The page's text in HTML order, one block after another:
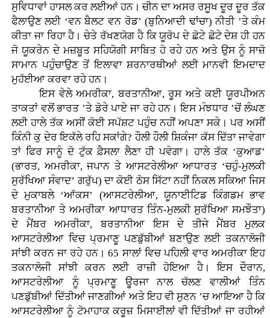
ਸੁਵਿਧਾਵਾਂ ਹਾਸਲ ਕਰ ਲਈਆਂ ਹਨ। ਚੀਨ ਦਾ ਅਸਰ ਰਸੂਖ ਦੂਰ ਦੂਰ ਤੱਕ
ਫੈਲਾਉਣ ਲਈ ‘ਵਨ ਬੈਲਟ ਵਨ ਰੋਡ’ (ਬੁਨਿਆਦੀ ਢਾਂਚਾ) ਨੀਤੀ ’ਤੇ ਕੰਮ
ਕੀਤਾ ਜਾ ਰਿਹਾ ਹੈ। ਚੇਤੇ ਰੱਖਣਯੋਗ ਹੈ ਕਿ ਯੂਰੋਪ ਦੇ ਛੋਟੇ ਛੋਟੇ ਦੇਸ਼ ਹੀ ਹਨ
ਜੋ ਯੂਕਰੇਨ ਦੇ ਮਜ਼ਬੂਤ ਸਹਿਯੋਗੀ ਸਾਬਿਤ ਹੋ ਰਹੇ ਹਨ ਅਤੇ ਉਸ ਨੂੰ ਸਾਜ਼ੋ
ਸਾਮਾਨ ਪਹੁੰਚਾਉਣ ਤੋਂ ਇਲਾਵਾ ਸ਼ਰਨਾਰਥੀਆਂ ਲਈ ਮਾਨਵੀ ਇਮਦਾਦ
ਮੁਹੱਈਆ ਕਰਵਾ ਰਹੇ ਹਨ।
ਇਸ ਵੇਲੇ ਅਮਰੀਕਾ, ਬਰਤਾਨੀਆ, ਰੂਸ ਅਤੇ ਕਈ ਯੂਰਪੀਅਨ
ਤਾਕਤਾਂ ਵਲੋਂ ਭਾਰਤ ’ਤੇ ਡੋਰੇ ਪਾਏ ਜਾ ਰਹੇ ਹਨ। ਇਸ ਮੰਝਧਾਰ ’ਚੋਂ ਲੰਘਣ
ਲਈ ਹਾਲੇ ਤੱਕ ਅਸੀਂ ਕੋਈ ਸਪੱਸ਼ਟ ਪਹੁੰਚ ਨਹੀਂ ਅਪਣਾ ਸਕੇ। ਪਰ ਅਸੀਂ
ਕਿੰਨੀ ਕੁ ਦੇਰ ਇਕੱਲੇ ਰਹਿ ਸਕਾਂਗੇ? ਹੌਲੀ ਹੌਲੀ ਸ਼ਿਕੰਜਾ ਕੱਸ ਦਿੱਤਾ ਜਾਵੇਗਾ
ਤਾਂ ਫਿਰ ਸਾਨੂੰ ਦੋ ਟੁੱਕ ਫ਼ੈਸਲਾ ਲੈਣਾ ਹੀ ਪਵੇਗਾ। ਹਾਲੇ ਤੱਕ ‘ਕੁਆਡ’
(ਭਾਰਤ, ਅਮਰੀਕਾ, ਜਪਾਨ ਤੇ ਆਸਟਰੇਲੀਆ ਆਧਾਰਤ ‘ਚਹੁੰ-ਮੁਲਕੀ
ਸੁਰੱਖਿਆ ਸੰਵਾਦ’ ਗਰੁੱਪ) ਦਾ ਕੋਈ ਠੋਸ ਸਿੱਟਾ ਨਹੀਂ ਨਿਕਲ ਸਕਿਆ ਜਿਸ
ਦੇ ਮੁਕਾਬਲੇ ‘ਆੱਕਸ’ (ਆਸਟਰੇਲੀਆ, ਯੂਨਾਈਟਿਡ ਕਿੰਗਡਮ ਭਾਵ
ਬਰਤਾਨੀਆ ਤੇ ਅਮਰੀਕਾ ਆਧਾਰਤ ਤਿੰਨ-ਮੁਲਕੀ ਸੁਰੱਖਿਆ ਸਮਝੌਤਾ)
ਦੇ ਮੈਂਬਰ ਅਮਰੀਕਾ, ਬਰਤਾਨੀਆ ਇਸ ਦੇ ਤੀਜੇ ਮੈਂਬਰ ਮੁਲਕ
ਆਸਟਰੇਲੀਆ ਵਿਚ ਪ੍ਰਮਾਣੂ ਪਣਡੁੱਬੀਆਂ ਬਣਾਉਣ ਲਈ ਤਕਨਾਲੋਜੀ
ਸਾਂਝੀ ਕਰਨ ਜਾ ਰਹੇ ਹਨ। 65 ਸਾਲਾਂ ਵਿਚ ਪਹਿਲੀ ਵਾਰ ਅਮਰੀਕਾ ਇਹ
ਤਕਨਾਲੋਜੀ ਸਾਂਝੀ ਕਰਨ ਲਈ ਰਾਜ਼ੀ ਹੋਇਆ ਹੈ। ਇਸ ਦੌਰਾਨ,
ਆਸਟਰੇਲੀਆ ਨੂੰ ਪ੍ਰਮਾਣੂ ਊਰਜਾ ਨਾਲ ਚੱਲਣ ਵਾਲੀਆਂ ਤਿੰਨ
ਪਣਡੁੱਬੀਆਂ ਦਿੱਤੀਆਂ ਜਾਣਗੀਆਂ ਅਤੇ ਇਹ ਵੀ ਸੁਣਨ ’ਚ ਆਇਆ ਹੈ ਕਿ
ਆਸਟਰੇਲੀਆ ਨੂੰ ਟੋਮਾਹਾਕ ਕਰੂਜ਼ ਮਿਸਾਈਲਾਂ ਵੀ ਦਿੱਤੀਆਂ ਜਾ ਰਹੀਆਂ